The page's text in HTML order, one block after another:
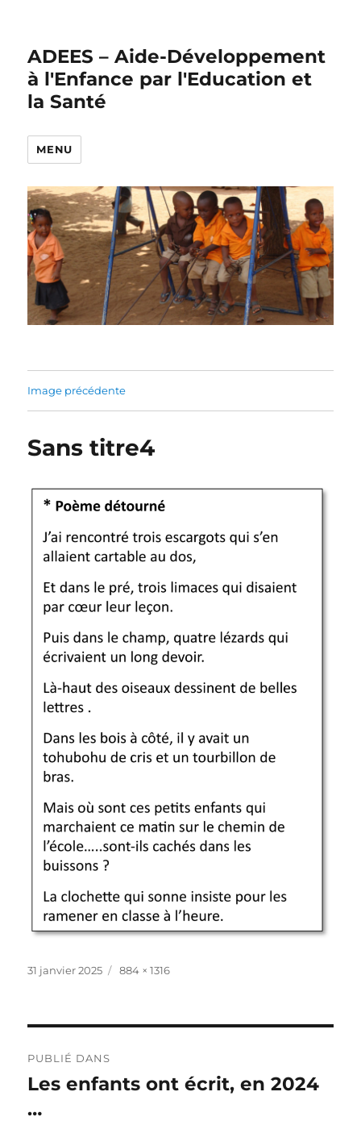
ADEES – Aide-Développement
à l'Enfance par l'Education et
la Santé
MENU
Image précédente
Sans titre4
Publié
31 janvier 2025
Taille
884 × 1316
de
l’article
PUBLIÉ DANS
Les enfants ont écrit, en 2024
…